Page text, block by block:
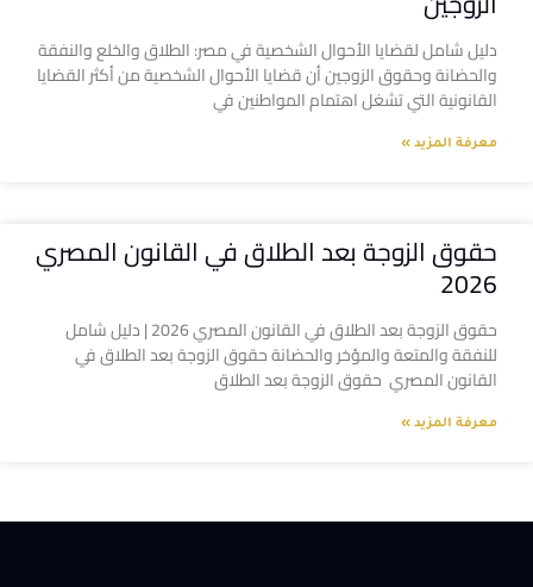
دليل شامل لقضايا الأحوال الشخصية في مصر: الطلاق والخلع والنفقة
والحضانة وحقوق الزوجين أن قضايا الأحوال الشخصية من أكثر القضايا
القانونية التي تشغل اهتمام المواطنين في
معرفة المزيد »
حقوق الزوجة بعد الطلاق في القانون المصري
2026
حقوق الزوجة بعد الطلاق في القانون المصري 2026 | دليل شامل
للنفقة والمتعة والمؤخر والحضانة حقوق الزوجة بعد الطلاق في
القانون المصري حقوق الزوجة بعد الطلاق
معرفة المزيد »